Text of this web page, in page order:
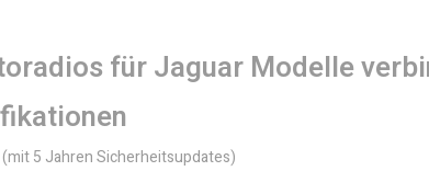
für Jaguar Modelle
5 Jahren Sicherheitsupdates)